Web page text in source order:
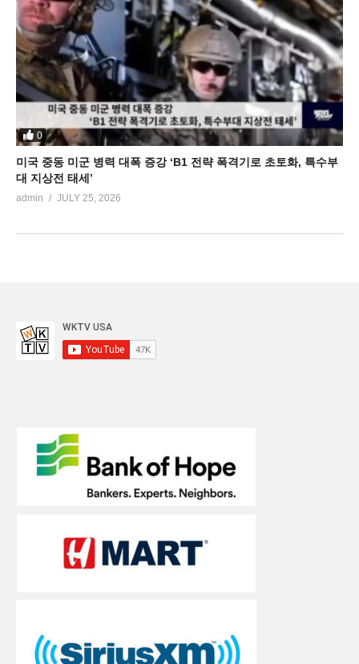
0
미국 중동 미군 병력 대폭 증강 ‘B1 전략 폭격기로 초토화, 특수부
대 지상전 태세’
admin JULY 25, 2026